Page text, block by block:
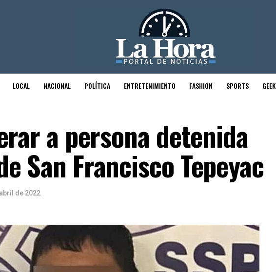
LOCAL NACIONAL POLÍTICA ENTRETENIMIENTO FASHION SPORTS GEEK
a persona detenida
San Francisco Tepeyac
de 2022